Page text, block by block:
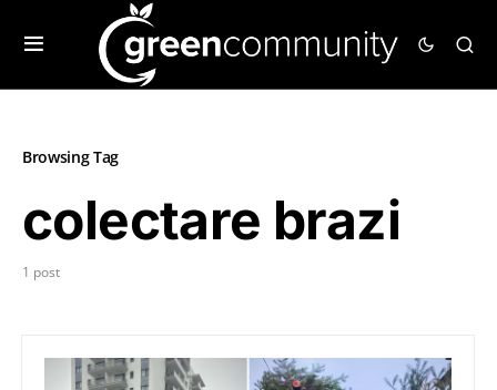
Browsing Tag
colectare brazi
1 post